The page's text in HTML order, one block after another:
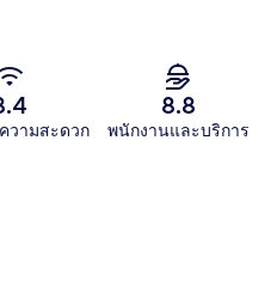
วามสะดวก
8.8
พนักงานและบริการ